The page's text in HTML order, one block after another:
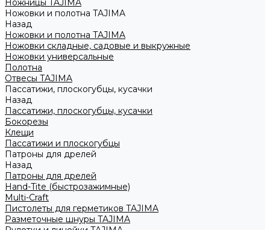
Ножницы TAJIMA
Ножовки и полотна TAJIMA
Назад
Ножовки и полотна TAJIMA
Ножовки складные, садовые и выкружные
Ножовки универсальные
Полотна
Отвесы TAJIMA
Пассатижи, плоскогубцы, кусачки
Назад
Пассатижи, плоскогубцы, кусачки
Бокорезы
Клещи
Пассатижи и плоскогубцы
Патроны для дрелей
Назад
Патроны для дрелей
Hand-Tite (быстрозажимные)
Multi-Craft
Пистолеты для герметиков TAJIMA
Разметочные шнуры TAJIMA